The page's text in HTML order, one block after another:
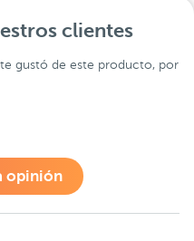
clientes
gustó de este producto, por
opinión